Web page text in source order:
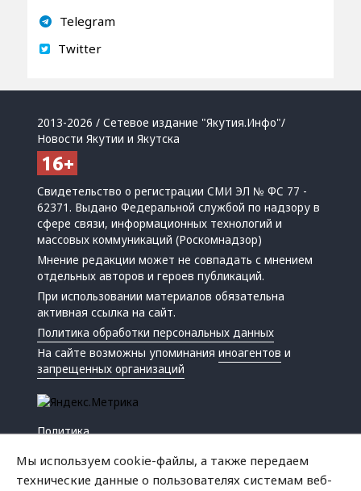
Telegram
Twitter
2013-2026 / Сетевое издание "Якутия.Инфо"/
Новости Якутии и Якутска
Свидетельство о регистрации СМИ ЭЛ № ФС 77 -
62371. Выдано Федеральной службой по надзору в
сфере связи, информационных технологий и
массовых коммуникаций (Роскомнадзор)
Мнение редакции может не совпадать с мнением
отдельных авторов и героев публикаций.
При использовании материалов обязательна
активная ссылка на сайт.
Политика обработки персональных данных
На сайте возможны упоминанияиноагентов и
запрещенных организаций
Политика
Мы используем cookie-файлы, а также передаем
технические данные о пользователях системам веб-